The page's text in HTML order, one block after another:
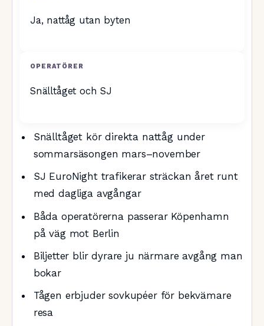
Ja, nattåg utan byten
OPERATÖRER
Snälltåget och SJ
Snälltåget kör direkta nattåg under
sommarsäsongen mars–november
SJ EuroNight trafikerar sträckan året runt
med dagliga avgångar
Båda operatörerna passerar Köpenhamn
på väg mot Berlin
Biljetter blir dyrare ju närmare avgång man
bokar
Tågen erbjuder sovkupéer för bekvämare
resa